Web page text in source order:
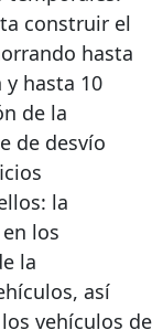
construir el
hasta
hasta 10
de la
de desvío
la
los
la
así
vehículos de